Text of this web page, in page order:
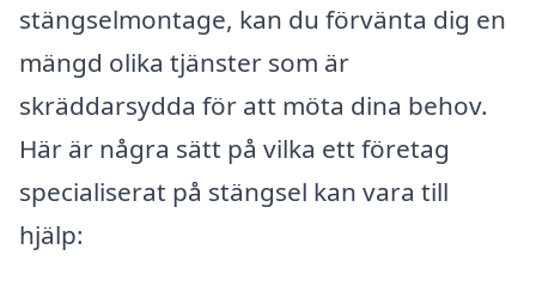
stängselmontage, kan du förvänta dig en
mängd olika tjänster som är
skräddarsydda för att möta dina behov.
Här är några sätt på vilka ett företag
specialiserat på stängsel kan vara till
hjälp: